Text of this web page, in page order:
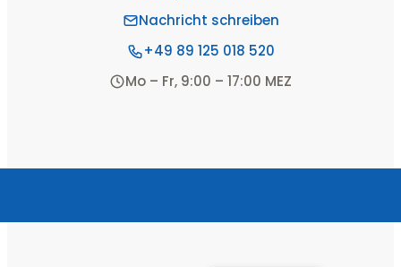
Nachricht schreiben
+49 89 125 018 520
Mo – Fr, 9:00 – 17:00 MEZ